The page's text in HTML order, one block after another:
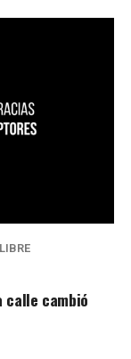
calle cambió